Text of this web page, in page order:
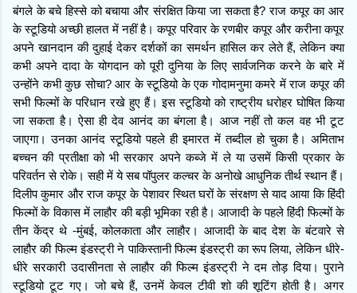
बंगले के बचे हिस्से को बचाया और संरक्षित किया जा सकता है? राज कपूर का आर
के स्टूडियो अच्छी हालत में नहीं है। कपूर परिवार के रणबीर कपूर और करीना कपूर
अपने खानदान की दुहाई देकर दर्शकों का समर्थन हासिल कर लेते हैं, लेकिन क्या
कभी अपने दादा के योगदान को पूरी दुनिया के लिए सार्वजनिक करने के बारे में
उन्होंने कभी कुछ सोचा? आर के स्टूडियो के एक गोदामनुमा कमरे में राज कपूर की
सभी फिल्मों के परिधान रखे हुए हैं। इस स्टूडियो को राष्ट्रीय धरोहर घोषित किया
जा सकता है। ऐसा ही देव आनंद का बंगला है। आज नहीं तो कल वह भी टूट
जाएगा। उनका आनंद स्टूडियो पहले ही इमारत में तब्दील हो चुका है। अमिताभ
बच्चन की प्रतीक्षा को भी सरकार अपने कब्जे में ले या उसमें किसी प्रकार के
परिवर्तन से रोके। सही में ये सब पॉपुलर कल्चर के अनोखे आधुनिक तीर्थ स्थान हैं।
दिलीप कुमार और राज कपूर के पेशावर स्थित घरों के संरक्षण से याद आया कि हिंदी
फिल्मों के विकास में लाहौर की बड़ी भूमिका रही है। आजादी के पहले हिंदी फिल्मों के
तीन केंद्र थे -मुंबई, कोलकाता और लाहौर। आजादी के बाद देश के बंटवारे से
लाहौर की फिल्म इंडस्ट्री ने पाकिस्तानी फिल्म इंडस्ट्री का रूप लिया, लेकिन धीरे-
धीरे सरकारी उदासीनता से लाहौर की फिल्म इंडस्ट्री ने दम तोड़ दिया। पुराने
स्टूडियो टूट गए। जो बचे हैं, उनमें केवल टीवी शो की शूटिंग होती है। अगर